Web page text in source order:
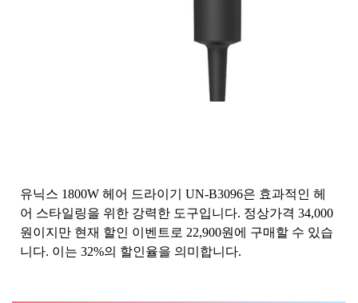
유닉스 1800W 헤어 드라이기 UN-B3096은 효과적인 헤
어 스타일링을 위한 강력한 도구입니다. 정상가격 34,000
원이지만 현재 할인 이벤트로 22,900원에 구매할 수 있습
니다. 이는 32%의 할인율을 의미합니다.